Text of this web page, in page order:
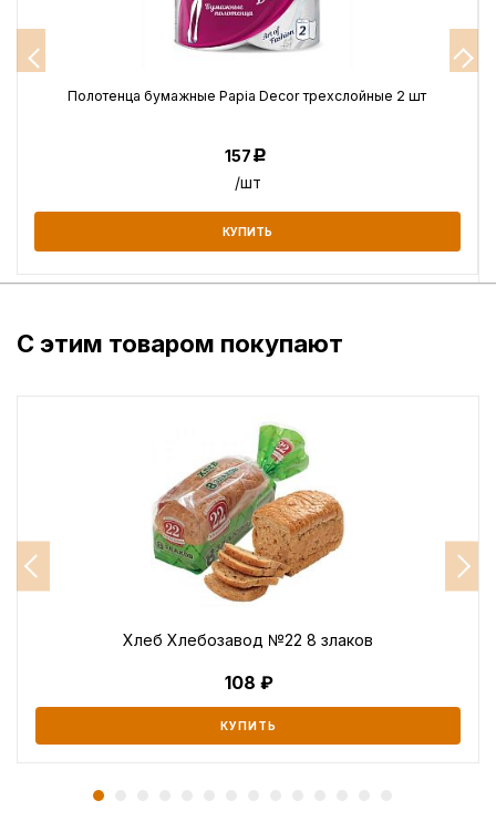
Полотенца бумажные Papia Decor трехслойные 2 шт
157Р
/шт
КУПИТЬ
С этим товаром покупают
Хлеб Хлебозавод №22 8 злаков
108
КУПИТЬ